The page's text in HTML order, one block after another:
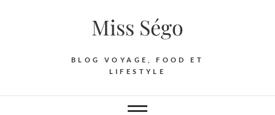
Miss Ségo
BLOG VOYAGE, FOOD ET
LIFESTYLE